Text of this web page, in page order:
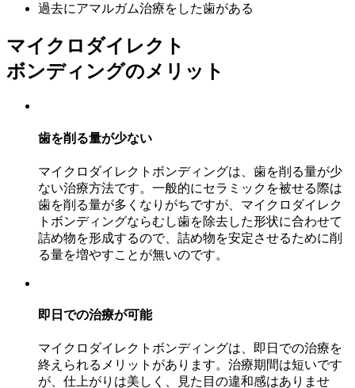
過去にアマルガム治療をした歯がある
マイクロダイレクト
ボンディングのメリット
歯を削る量が少ない
マイクロダイレクトボンディングは、歯を削る量が少
ない治療方法です。一般的にセラミックを被せる際は
歯を削る量が多くなりがちですが、マイクロダイレク
トボンディングならむし歯を除去した形状に合わせて
詰め物を形成するので、詰め物を安定させるために削
る量を増やすことが無いのです。
即日での治療が可能
マイクロダイレクトボンディングは、即日での治療を
終えられるメリットがあります。治療期間は短いです
が、仕上がりは美しく、見た目の違和感はありませ